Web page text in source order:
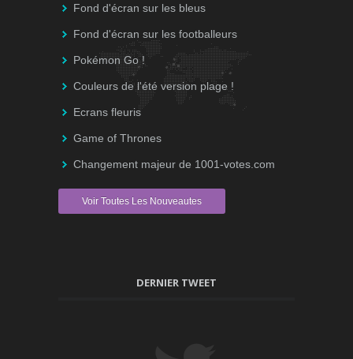
Fond d'écran sur les bleus
Fond d'écran sur les footballeurs
Pokémon Go !
Couleurs de l'été version plage !
Ecrans fleuris
Game of Thrones
Changement majeur de 1001-votes.com
Voir Toutes Les Nouveautes
DERNIER TWEET